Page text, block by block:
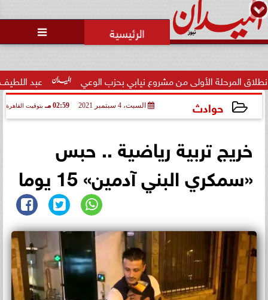

عبد اللطيف حامد: الأولى من مشروع نيابي بحزب الوعي
حوادث السبت، 4 سبتمبر 2021 02:59 مـ بتوقيت القاهرة
خريج تربية رياضية .. حبس
«سمكري البني آدمين» 15 يوما